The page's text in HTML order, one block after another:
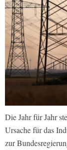
Die Jahr für Jahr
Ursache für das
zur